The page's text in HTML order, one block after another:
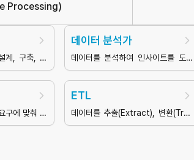
Processing)
계, 구축, 관
데이터 분석가
데이터를 분석하여 인사이트를 도출
하는 전문가
구에 맞춰 데
추출된 데이
ETL
데이터를 추출(Extract), 변환(Tran
sform), 적재(Load)하는 데이터 통